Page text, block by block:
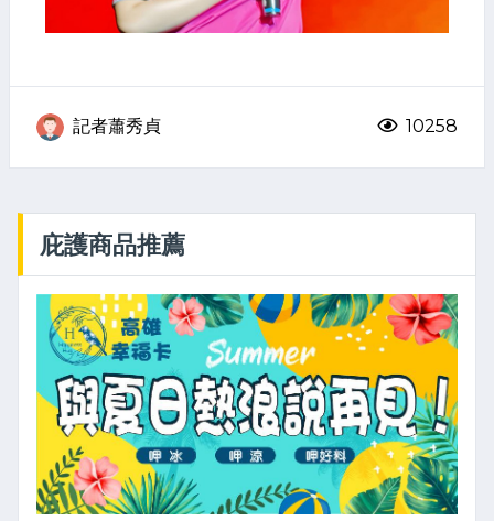
記者蕭秀貞 10258
庇護商品推薦